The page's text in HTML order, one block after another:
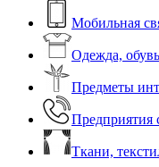
Мобильная
Одежда,
Предметы
Предприятия
Ткани,